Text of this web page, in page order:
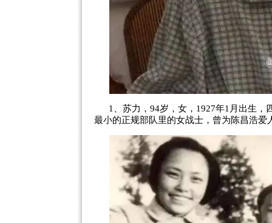
1、苏力，94岁，女，1927年1月出生
最小的正规部队里的女战士，曾为陈昌浩爱